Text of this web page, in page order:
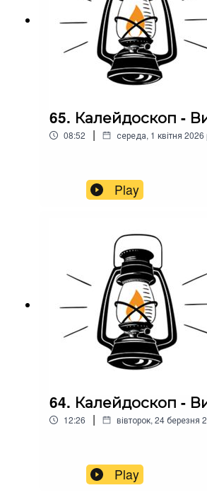
65. Калейдоскоп -
08:52 | середа, 1 квітня 2026
Play
64. Калейдоскоп -
12:26 | вівторок, 24 березня
Play